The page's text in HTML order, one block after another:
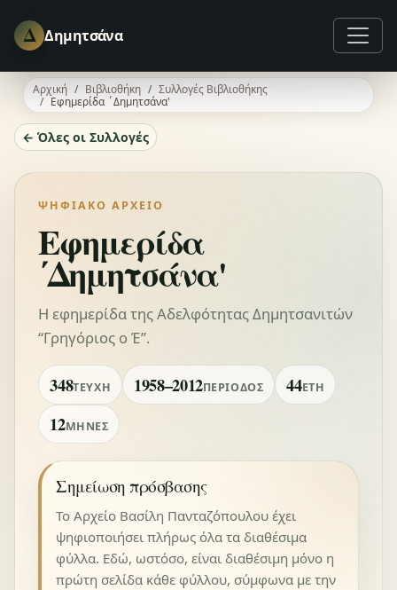
Δ Δημητσάνα
Αρχική Βιβλιοθήκη
Συλλογές Βιβλιοθήκης
Εφημερίδα ΄Δημητσάνα'
← Όλες οι Συλλογές
ΨΗΦΙΑΚΌ ΑΡΧΕΊΟ
Εφημερίδα
΄Δημητσάνα'
Η εφημερίδα της Αδελφότητας Δημητσανιτών
“Γρηγόριος ο Έ”.
348ΤΕΎΧΗ 1958–2012ΠΕΡΊΟΔΟΣ 44ΈΤΗ
12ΜΉΝΕΣ
Σημείωση πρόσβασης
Το Αρχείο Βασίλη Πανταζόπουλου έχει
ψηφιοποιήσει πλήρως όλα τα διαθέσιμα
φύλλα. Εδώ, ωστόσο, είναι διαθέσιμη μόνο η
πρώτη σελίδα κάθε φύλλου, σύμφωνα με την